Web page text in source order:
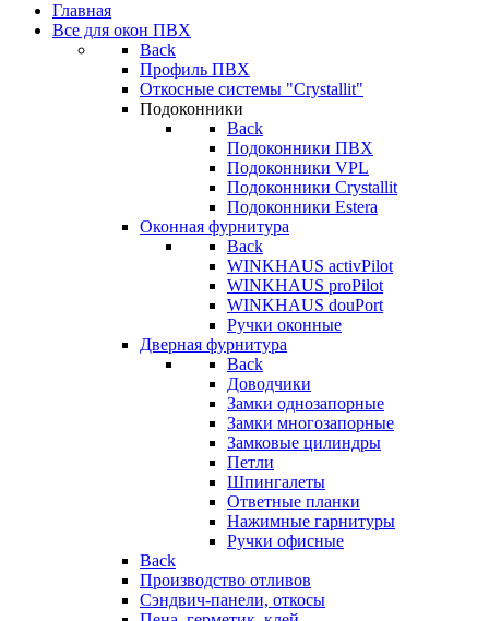
Главная
Все для окон ПВХ
Back
Профиль ПВХ
Откосные системы "Crystallit"
Подоконники
Back
Подоконники ПВХ
Подоконники VPL
Подоконники Crystallit
Подоконники Estera
Оконная фурнитура
Back
WINKHAUS activPilot
WINKHAUS proPilot
WINKHAUS douPort
Ручки оконные
Дверная фурнитура
Back
Доводчики
Замки однозапорные
Замки многозапорные
Замковые цилиндры
Петли
Шпингалеты
Ответные планки
Нажимные гарнитуры
Ручки офисные
Back
Производство отливов
Сэндвич-панели, откосы